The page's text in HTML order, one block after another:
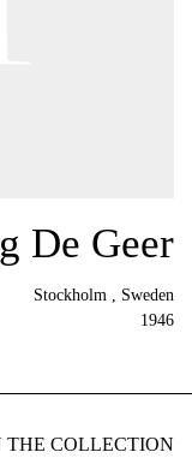
De Geer
Stockholm , Sweden
1946
THE COLLECTION